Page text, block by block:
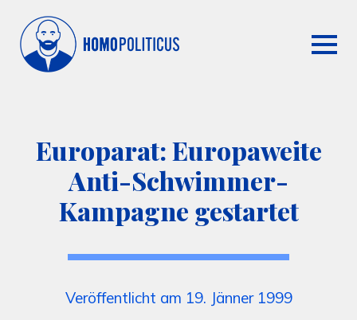
Europarat: Europaweite
Anti-Schwimmer-
Kampagne gestartet
Veröffentlicht am 19. Jänner 1999